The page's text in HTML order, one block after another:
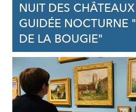
NUIT DES
GUIDÉE NOCTURNE
DE LA BOUGIE"